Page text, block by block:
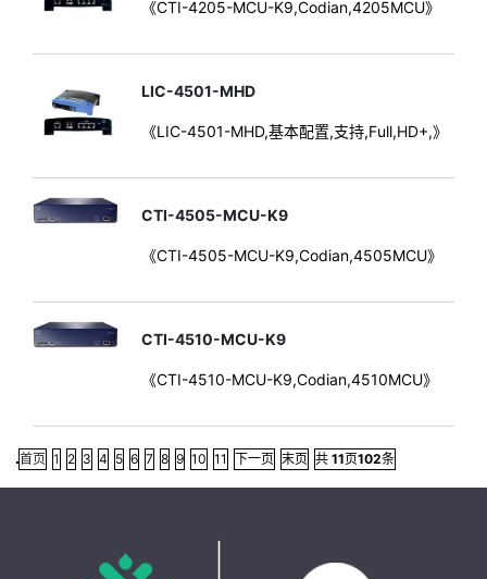
《CTI-4205-MCU-K9,Codian,4205MCU》
LIC-4501-MHD
《LIC-4501-MHD,基本配置,支持,Full,HD+,》
CTI-4505-MCU-K9
《CTI-4505-MCU-K9,Codian,4505MCU》
CTI-4510-MCU-K9
《CTI-4510-MCU-K9,Codian,4510MCU》
首页 1 2 3 4 5 6 7 8 9 10 11 下一页 末页 共 11页102条